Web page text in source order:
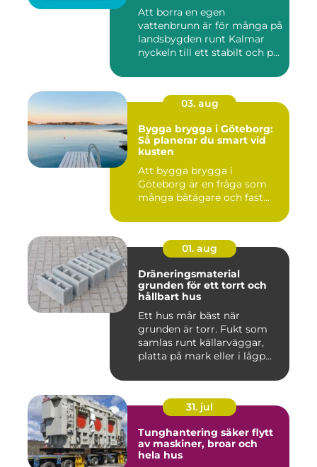
Att borra en egen
vattenbrunn är för många på
landsbygden runt Kalmar
nyckeln till ett stabilt och p...
03. aug
Bygga brygga i Göteborg:
Så planerar du smart vid
kusten
Att bygga brygga i
Göteborg är en fråga som
många båtägare och fast...
01. aug
Dräneringsmaterial
grunden för ett torrt och
hållbart hus
Ett hus mår bäst när
grunden är torr. Fukt som
samlas runt källarväggar,
platta på mark eller i lågp...
31. jul
Tunghantering säker flytt
av maskiner, broar och
hela hus